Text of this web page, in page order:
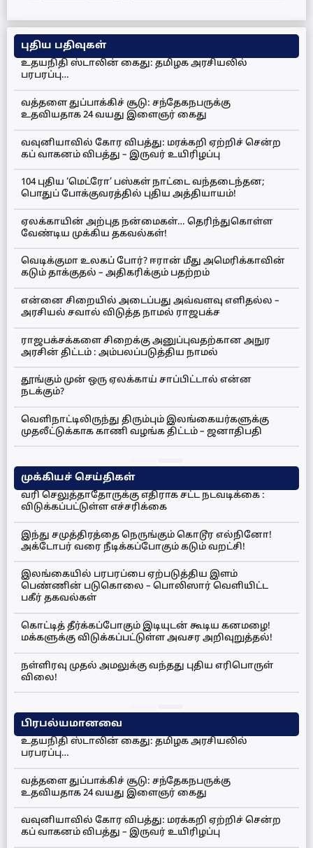
புதிய பதிவுகள்
உதயநிதி ஸ்டாலின் கைது: தமிழக அரசியலில்
பரபரப்பு…
வத்தளை துப்பாக்கிச் சூடு: சந்தேகநபருக்கு
உதவியதாக 24 வயது இளைஞர் கைது
வவுனியாவில் கோர விபத்து: மரக்கறி ஏற்றிச் சென்ற
கப் வாகனம் விபத்து – இருவர் உயிரிழப்பு
104 புதிய ‘மெட்ரோ’ பஸ்கள் நாட்டை வந்தடைந்தன;
பொதுப் போக்குவரத்தில் புதிய அத்தியாயம்!
ஏலக்காயின் அற்புத நன்மைகள்… தெரிந்துகொள்ள
வேண்டிய முக்கிய தகவல்கள்!
வெடிக்குமா உலகப் போர்? ஈரான் மீது அமெரிக்காவின்
கடும் தாக்குதல் – அதிகரிக்கும் பதற்றம்
என்னை சிறையில் அடைப்பது அவ்வளவு எளிதல்ல –
அரசியல் சவால் விடுத்த நாமல் ராஜபக்ச
ராஜபக்சக்களை சிறைக்கு அனுப்புவதற்கான அநுர
அரசின் திட்டம் : அம்பலப்படுத்திய நாமல்
தூங்கும் முன் ஒரு ஏலக்காய் சாப்பிட்டால் என்ன
நடக்கும்?
வெளிநாட்டிலிருந்து திரும்பும் இலங்கையர்களுக்கு
முதலீட்டுக்காக காணி வழங்க திட்டம் – ஜனாதிபதி
முக்கியச் செய்திகள்
வரி செலுத்தாதோருக்கு எதிராக சட்ட நடவடிக்கை :
விடுக்கப்பட்டுள்ள எச்சரிக்கை
இந்து சமுத்திரத்தை நெருங்கும் கொடூர எல்நினோ!
அக்டோபர் வரை நீடிக்கப்போகும் கடும் வறட்சி!
இலங்கையில் பரபரப்பை ஏற்படுத்திய இளம்
பெண்ணின் படுகொலை – பொலிஸார் வெளியிட்ட
பகீர் தகவல்கள்
கொட்டித் தீர்க்கப்போகும் இடியுடன் கூடிய கனமழை!
மக்களுக்கு விடுக்கப்பட்டுள்ள அவசர அறிவுறுத்தல்!
நள்ளிரவு முதல் அமலுக்கு வந்தது புதிய எரிபொருள்
விலை!
பிரபல்யமானவை
உதயநிதி ஸ்டாலின் கைது: தமிழக அரசியலில்
பரபரப்பு…
வத்தளை துப்பாக்கிச் சூடு: சந்தேகநபருக்கு
உதவியதாக 24 வயது இளைஞர் கைது
வவுனியாவில் கோர விபத்து: மரக்கறி ஏற்றிச் சென்ற
கப் வாகனம் விபத்து – இருவர் உயிரிழப்பு